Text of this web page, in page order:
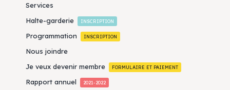
Services
Halte-garderie
INSCRIPTION
Programmation INSCRIPTION
Nous joindre
Je veux devenir membre
FORMULAIRE ET PAIEMENT
Rapport annuel 2021-2022